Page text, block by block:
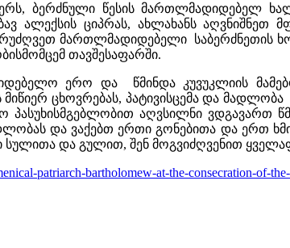
ბერძნული წესის მართლმადიდებელ
ციპრას, ახლახანს აღვნიშნეთ
მართლმადიდებელი საბერძნეთის
თავშესაფარში.
ერო და წმინდა კუვუკლიის
მიწიერ ცხოვრებას, პატივისცემა და
პასუხისმგებლობით აღვსილნი ვდგავართ
და ვაქებთ ერთი გონებითა და ერთ
და გულით, შენ მოგვიძღვენით
patriarch-bartholomew-at-the-consecration-of-